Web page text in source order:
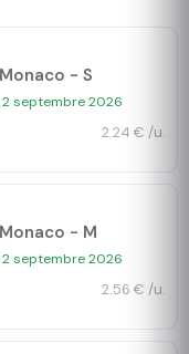
- S
septembre 2026
2.24 € /u.
- M
septembre 2026
2.56 € /u.